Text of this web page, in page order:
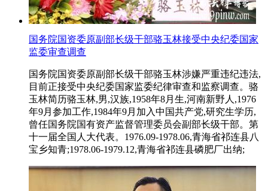
国务院国资委原副部长级干部骆玉林接受中央纪委国家
监委审查调查
国务院国资委原副部长级干部骆玉林涉嫌严重违纪违法,
目前正接受中央纪委国家监委纪律审查和监察调查。骆
玉林简历骆玉林,男,汉族,1958年8月生,河南新野人,1976
年9月参加工作,1984年9月加入中国共产党,研究生学历,
曾任国务院国有资产监督管理委员会副部长级干部。第
十一届全国人大代表。1976.09-1978.06,青海省祁连县八
宝乡知青;1978.06-1979.12,青海省祁连县磷肥厂出纳;